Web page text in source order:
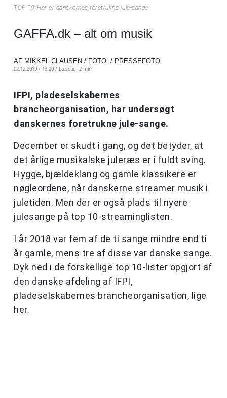
TOP 10: Her er danskernes foretrukne jule-sange
GAFFA.dk – alt om musik
AF MIKKEL CLAUSEN / FOTO: / PRESSEFOTO
02.12.2019 / 13:20 / Læsetid: 2 min
IFPI, pladeselskabernes
brancheorganisation, har undersøgt
danskernes foretrukne jule-sange.
December er skudt i gang, og det betyder, at
det årlige musikalske juleræs er i fuldt sving.
Hygge, bjældeklang og gamle klassikere er
nøgleordene, når danskerne streamer musik i
juletiden. Men der er også plads til nyere
julesange på top 10-streaminglisten.
I år 2018 var fem af de ti sange mindre end ti
år gamle, mens tre af disse var danske sange.
Dyk ned i de forskellige top 10-lister opgjort af
den danske afdeling af IFPI,
pladeselskabernes brancheorganisation, lige
her.